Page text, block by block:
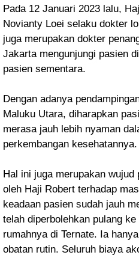
Pada 12 Januari 2023 lalu,
Novianty Loei selaku dokter
juga merupakan dokter
Jakarta mengunjungi pasien
pasien sementara.
Dengan adanya
Maluku Utara, diharapkan
merasa jauh lebih nyaman
perkembangan kesehatannya.
Hal ini juga merupakan
oleh Haji Robert terhadap
keadaan pasien sudah jauh
telah diperbolehkan pulang ke
rumahnya di Ternate. Ia
obatan rutin. Seluruh biaya